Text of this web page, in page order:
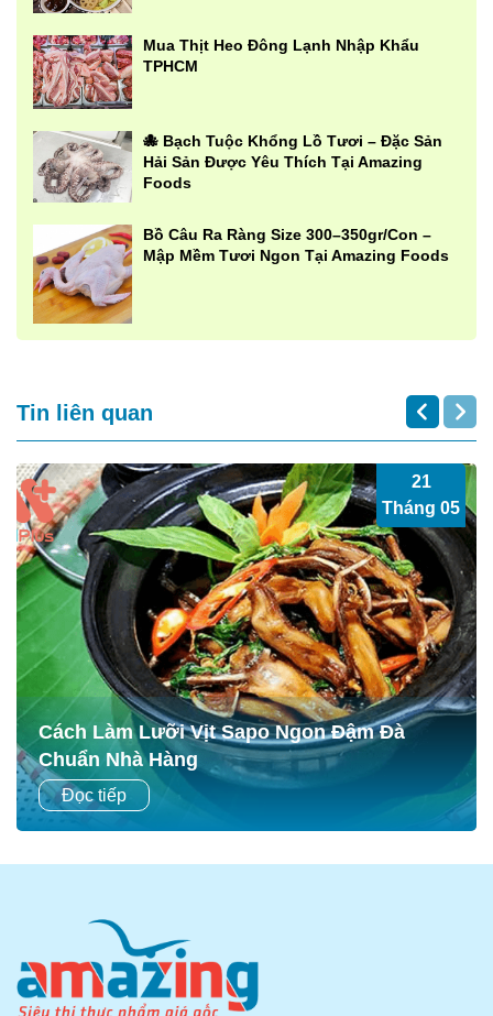
Mua Thịt Heo Đông Lạnh Nhập Khẩu
TPHCM
🐙 Bạch Tuộc Khổng Lồ Tươi – Đặc Sản
Hải Sản Được Yêu Thích Tại Amazing
Foods
Bồ Câu Ra Ràng Size 300–350gr/Con –
Mập Mềm Tươi Ngon Tại Amazing Foods
Tin liên quan
21
Tháng 05
Cách Làm Lưỡi Vịt Sapo Ngon Đậm Đà
Chuẩn Nhà Hàng
Cách Làm Lưỡi Vịt Sapo Ngon Đậm Đà Chuẩn Nhà Hàng
Giới thiệu món lưỡi vịt sapo Lưỡi vịt sapo là món ăn độc
đáo, đậm vị, rất được ưa chuộng trong...
Đọc tiếp